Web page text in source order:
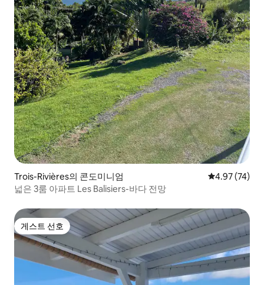
Trois-Rivières의 콘도미니엄 평점 4.97점(5
4.97 (74)
넓은 3룸 아파트 Les Balisiers-바다 전망
게스트 선호
게스트 선호